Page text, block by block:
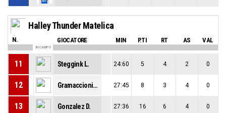
Halley Thunder Matelica
N. GIOCATORE MIN P.TI RT AS VAL
IN CAMPO
11 Steggink L. 24:60 5 4 2 0
12 Gramaccioni B. 27:45 8 3 4 0
13 Gonzalez D. 27:36 16 6 4 0